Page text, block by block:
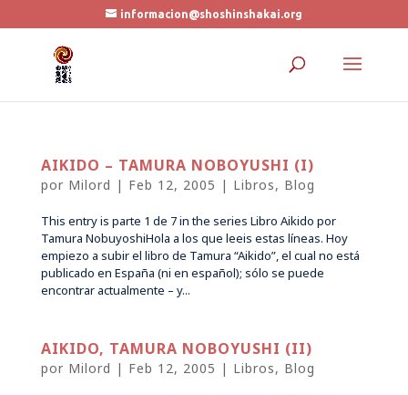
informacion@shoshinshakai.org
AIKIDO – TAMURA NOBOYUSHI (I)
por Milord | Feb 12, 2005 | Libros, Blog
This entry is parte 1 de 7 in the series Libro Aikido por
Tamura NobuyoshiHola a los que leeis estas líneas. Hoy
empiezo a subir el libro de Tamura “Aikido”, el cual no está
publicado en España (ni en español); sólo se puede
encontrar actualmente – y...
AIKIDO, TAMURA NOBOYUSHI (II)
por Milord | Feb 12, 2005 | Libros, Blog